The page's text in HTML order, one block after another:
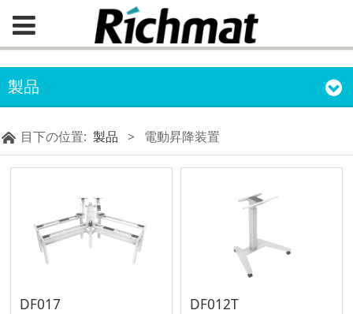
製品
目下の位置: 製品 > 電動昇降装置
DF017 DF012T